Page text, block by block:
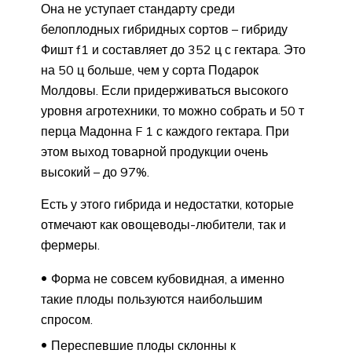
Она не уступает стандарту среди
белоплодных гибридных сортов – гибриду
Фишт f1 и составляет до 352 ц с гектара. Это
на 50 ц больше, чем у сорта Подарок
Молдовы. Если придерживаться высокого
уровня агротехники, то можно собрать и 50 т
перца Мадонна F 1 с каждого гектара. При
этом выход товарной продукции очень
высокий – до 97%.
Есть у этого гибрида и недостатки, которые
отмечают как овощеводы-любители, так и
фермеры.
Форма не совсем кубовидная, а именно
такие плоды пользуются наибольшим
спросом.
Переспевшие плоды склонны к